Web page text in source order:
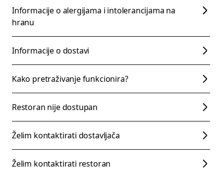
Informacije o alergijama i intolerancijama na
hranu
Informacije o dostavi
Kako pretraživanje funkcionira?
Restoran nije dostupan
Želim kontaktirati dostavljača
Želim kontaktirati restoran